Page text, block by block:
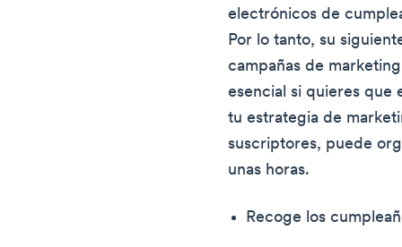
electrónicos de
Por lo tanto, su
campañas de
esencial si quieres que
tu estrategia de
suscriptores, puede
unas horas.
Recoge los